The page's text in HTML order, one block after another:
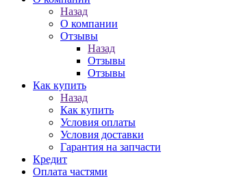
Назад
О компании
Отзывы
Назад
Отзывы
Отзывы
Как купить
Назад
Как купить
Условия оплаты
Условия доставки
Гарантия на запчасти
Кредит
Оплата частями